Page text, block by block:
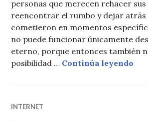
personas que merecen rehacer sus
reencontrar el rumbo y dejar
cometieron en momentos
no puede funcionar únicamente
eterno, porque entonces también
posibilidad … Continúa leyendo
INTERNET